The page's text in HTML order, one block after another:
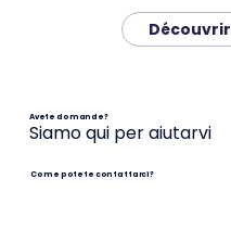
Découvrir
Come potete contattarci?
Avete domande?
Siamo qui per aiutarvi